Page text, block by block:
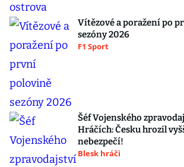
Vítězové a poražení po
sezóny 2026
F1 Sport
Šéf Vojenského
Hráčích: Česku hrozil
nebezpečí!
Blesk hráči